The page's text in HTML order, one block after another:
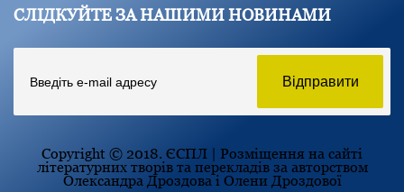
СЛІДКУЙТЕ ЗА НАШИМИ НОВИНАМИ
Copyright © 2018. ЄСПЛ | Розміщення на сайті
літературних творів та перекладів за авторством
Олександра Дроздова і Олени Дроздової